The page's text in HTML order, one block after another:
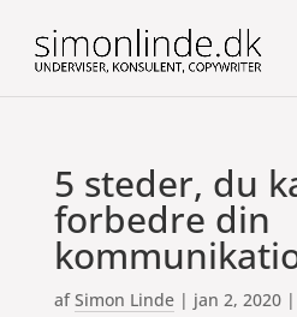
5 steder, du
forbedre din
afSimon Linde| jan 2, 2020|